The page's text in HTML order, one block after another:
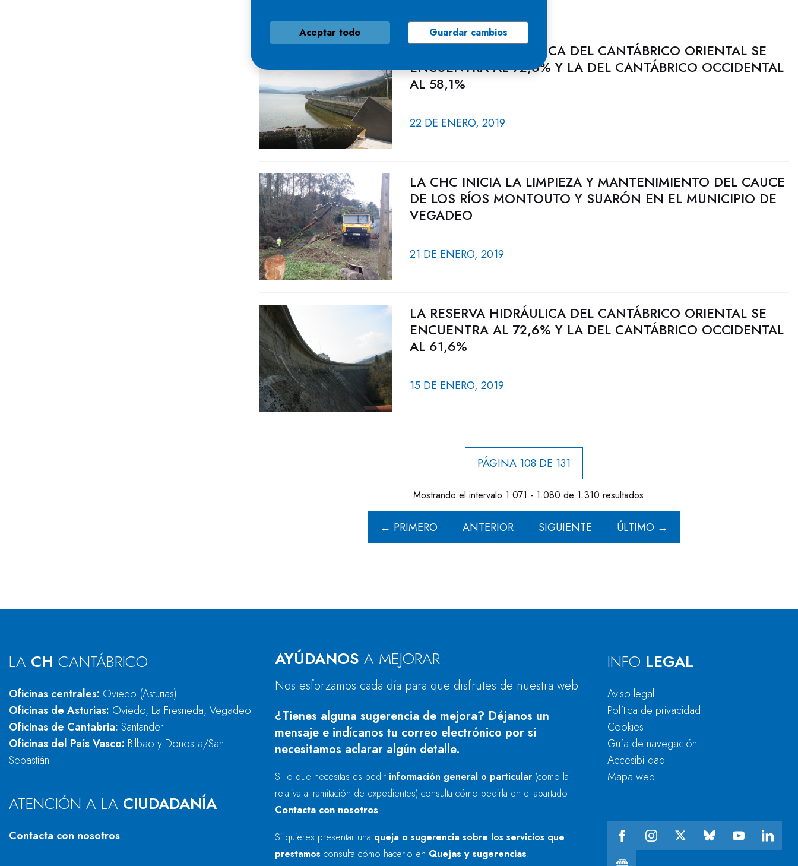
LA RESERVA HIDRÁULICA DEL CANTÁBRICO ORIENTAL SE
ENCUENTRA AL 72,6% Y LA DEL CANTÁBRICO OCCIDENTAL
AL 58,1%
22 DE ENERO, 2019
LA CHC INICIA LA LIMPIEZA Y MANTENIMIENTO DEL CAUCE
DE LOS RÍOS MONTOUTO Y SUARÓN EN EL MUNICIPIO DE
VEGADEO
21 DE ENERO, 2019
LA RESERVA HIDRÁULICA DEL CANTÁBRICO ORIENTAL SE
ENCUENTRA AL 72,6% Y LA DEL CANTÁBRICO OCCIDENTAL
AL 61,6%
15 DE ENERO, 2019
PÁGINA 108 DE 131
Mostrando el intervalo 1.071 - 1.080 de 1.310 resultados.
← PRIMERO ANTERIOR SIGUIENTE ÚLTIMO →
LA CH CANTÁBRICO
Oficinas centrales: Oviedo (Asturias)
Oficinas de Asturias: Oviedo, La Fresneda, Vegadeo
Oficinas de Cantabria: Santander
Oficinas del País Vasco: Bilbao y Donostia/San
Sebastián
ATENCIÓN A LA CIUDADANÍA
Contacta con nosotros
AYÚDANOS A MEJORAR
Nos esforzamos cada día para que disfrutes de nuestra web.
¿Tienes alguna sugerencia de mejora? Déjanos un
mensaje e indícanos tu correo electrónico por si
necesitamos aclarar algún detalle.
Si lo que necesitas es pedir información general o particular (como la
relativa a tramitación de expedientes) consulta cómo pedirla en el apartado
Contacta con nosotros.
Si quieres presentar una queja o sugerencia sobre los servicios que
prestamos consulta cómo hacerlo en Quejas y sugerencias.
INFO LEGAL
Aviso legal
Política de privacidad
Cookies
Guía de navegación
Accesibilidad
Mapa web
Aceptar todo Guardar cambios